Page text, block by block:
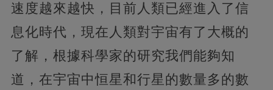
速度越來越快，目前人類已經進入了信
息化時代，現在人類對宇宙有了大概的
了解，根據科學家的研究我們能夠知
道，在宇宙中恒星和行星的數量多的數